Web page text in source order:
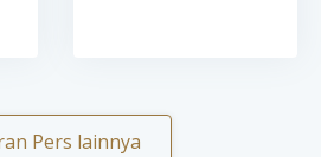
Pers lainnya